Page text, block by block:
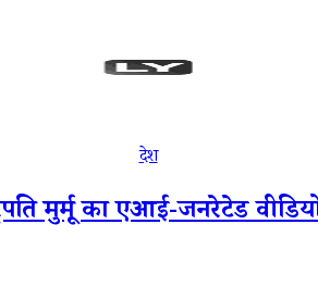
देश
मुर्मू का एआई-जनरेटेड